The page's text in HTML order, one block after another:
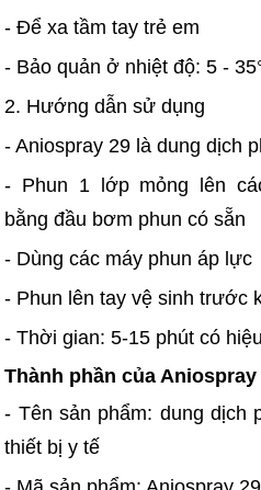
- Để xa tầm tay trẻ em
- Bảo quản ở nhiệt độ: 5 -
2. Hướng dẫn sử dụng
- Aniospray 29 là dung dịch
- Phun 1 lớp mỏng lên
bằng đầu bơm phun có sẵn
- Dùng các máy phun áp lực
- Phun lên tay vệ sinh trước
- Thời gian: 5-15 phút có
Thành phần của Aniospray
- Tên sản phẩm: dung dịch
thiết bị y tế